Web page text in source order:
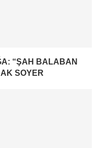
“ŞAH BALABAN
SOYER